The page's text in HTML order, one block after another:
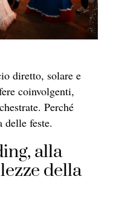
diretto, solare e
coinvolgenti,
Perché
delle feste.
alla
della